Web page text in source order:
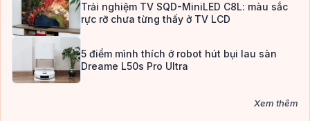
Trải nghiệm TV SQD-MiniLED C8L: màu sắc
rực rỡ chưa từng thấy ở TV LCD
5 điểm mình thích ở robot hút bụi lau sàn
Dreame L50s Pro Ultra
Xem thêm